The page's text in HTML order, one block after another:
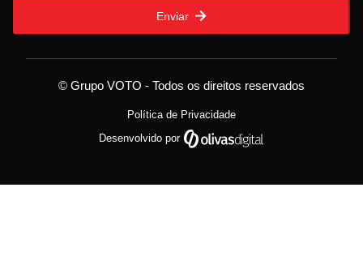
Enviar
© Grupo VOTO - Todos os direitos reservados
Política de Privacidade
Desenvolvido por